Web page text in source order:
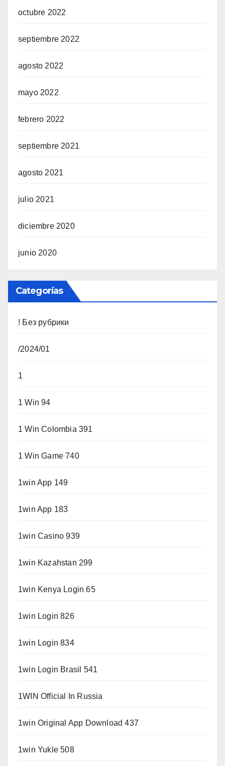
octubre 2022
septiembre 2022
agosto 2022
mayo 2022
febrero 2022
septiembre 2021
agosto 2021
julio 2021
diciembre 2020
junio 2020
Categorías
! Без рубрики
/2024/01
1
1 Win 94
1 Win Colombia 391
1 Win Game 740
1win App 149
1win App 183
1win Casino 939
1win Kazahstan 299
1win Kenya Login 65
1win Login 826
1win Login 834
1win Login Brasil 541
1WIN Official In Russia
1win Original App Download 437
1win Yukle 508